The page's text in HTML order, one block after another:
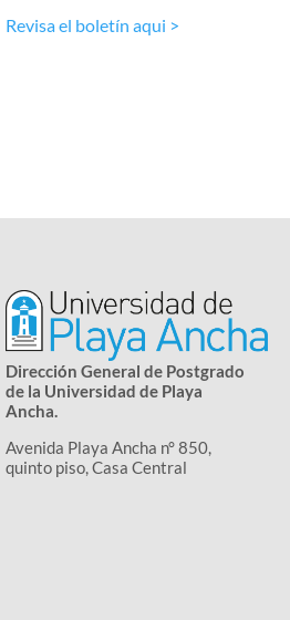
Revisa el boletín aqui >
Dirección General de Postgrado
de la Universidad de Playa
Ancha.
Avenida Playa Ancha n° 850,
quinto piso, Casa Central